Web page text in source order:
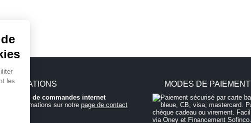
les
et suivi de commandes internet
les informations sur notre page de contact
MODES DE PAIEMENT